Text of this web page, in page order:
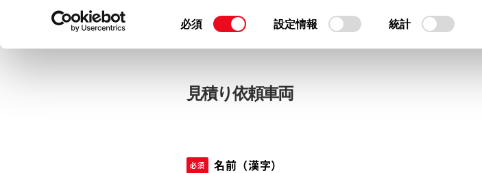
て」をご覧ください。
同
択
必須 設定情報 統計
見積り依頼車両
必須 名前（漢字）